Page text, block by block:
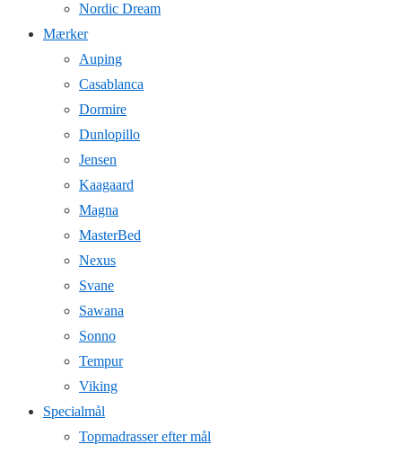
Nordic Dream
Mærker
Auping
Casablanca
Dormire
Dunlopillo
Jensen
Kaagaard
Magna
MasterBed
Nexus
Svane
Sawana
Sonno
Tempur
Viking
Specialmål
Topmadrasser efter mål